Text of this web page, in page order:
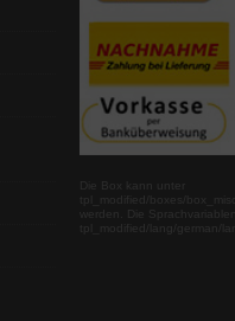
Die Box kann unter
tpl_modified/boxes/
werden. Die